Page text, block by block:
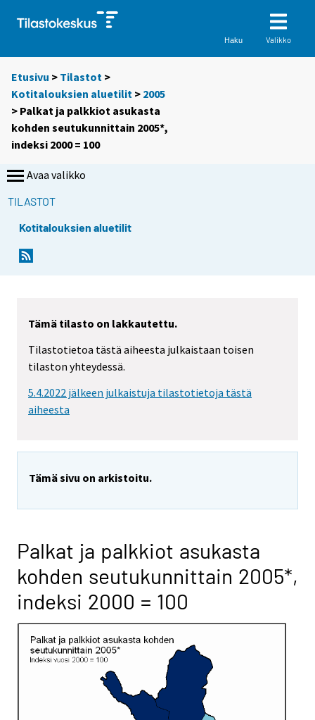
Haku Valikko
Etusivu > Tilastot >
Kotitalouksien aluetilit > 2005
> Palkat ja palkkiot asukasta
kohden seutukunnittain 2005*,
indeksi 2000 = 100
Avaa valikko
TILASTOT
Kotitalouksien aluetilit
Tämä tilasto on lakkautettu.
Tilastotietoa tästä aiheesta julkaistaan toisen
tilaston yhteydessä.
5.4.2022 jälkeen julkaistuja tilastotietoja tästä
aiheesta
Tämä sivu on arkistoitu.
Palkat ja palkkiot asukasta
kohden seutukunnittain 2005*,
indeksi 2000 = 100